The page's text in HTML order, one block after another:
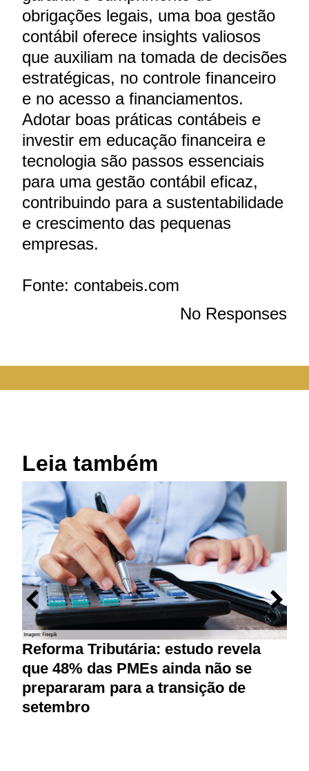
obrigações legais, uma boa gestão
contábil oferece insights valiosos
que auxiliam na tomada de decisões
estratégicas, no controle financeiro
e no acesso a financiamentos.
Adotar boas práticas contábeis e
investir em educação financeira e
tecnologia são passos essenciais
para uma gestão contábil eficaz,
contribuindo para a sustentabilidade
e crescimento das pequenas
empresas.
Fonte: contabeis.com
No Responses
Leia também
Reforma Tributária: estudo revela
que 48% das PMEs ainda não se
prepararam para a transição de
setembro